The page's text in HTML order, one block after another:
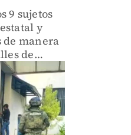
9 sujetos
y
de manera
de